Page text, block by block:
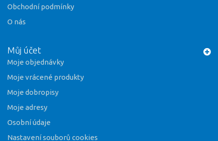
Obchodní podmínky
O nás
Můj účet
Moje objednávky
Moje vrácené produkty
Moje dobropisy
Moje adresy
Osobní údaje
Nastavení souborů cookies